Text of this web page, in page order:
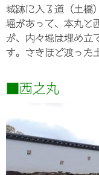
城跡に入る道（土橋
堀があって、本丸と
が、内々堀は埋め立
す。さきほど渡った
■西之丸